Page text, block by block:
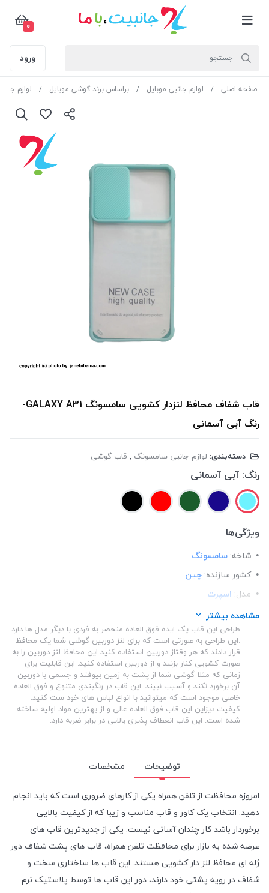
0
ورود
صفحه اصلی لوازم جانبی موبایل براساس برند گوشی موبایل لوازم
قاب شفاف محافظ لنزدار کشویی سامسونگ GALAXY A31-
رنگ آبی آسمانی
دسته‌بندی: لوازم جانبی سامسونگ , قاب گوشی
رنگ: آبی آسمانی
ویژگی‌ها
شاخه: سامسونگ
کشور سازنده: چین
مدل: اسپرت
ساختار: شفاف
ساختار:TPU
مشاهده بیشتر
طراحی این قاب یک ایده فوق العاده منحصر به فردی با دیگر مدل ها دارد
.این طراحی به صورتی است که برای لنز دوربین گوشی شما یک محافظ
قرار دادند که هر وقتاز دوربین استفاده کنید این محافظ لنز دوربین را به
صورت کشویی کنار بزنید و از دوربین استفاده کنید. این قابلیت برای
زمانی که مثلا گوشی شما از پشت به زمین بیوفتد و جسمی با دوربین
آن برخورد نکند و آسیب نبیند. این قاب در رنگبندی متنوع و فوق العاده
خاصی موجود است که میتوانید با انواع لباس های خود ست کنید.
کیفیت دیزاین این قاب فوق العاده عالی و از بهترین مواد اولیه ساخته
شده است. این قاب انعطاف پذیری بالایی در برابر ضربه دارد.
توضیحات
مشخصات
امروزه محافظت از تلفن همراه یکی از کارهای ضروری است که باید انجام
دهید. انتخاب یک کاور و قاب مناسب و زیبا که از کیفیت بالایی
برخوردار باشد کار چندان آسانی نیست. یکی از جدیدترین قاب های
عرضه شده به بازار برای محافظت تلفن همراه، قاب های پشت شفاف دور
ژله ای محافظ لنز دار کشویی هستند. این قاب ها ساختاری سخت و
شفاف در رویه پشتی خود دارند، دور این قاب ها توسط پلاستیک نرم